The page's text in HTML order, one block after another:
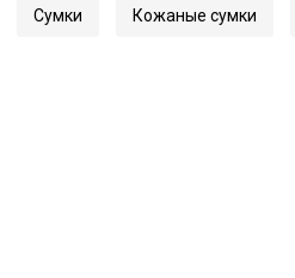
Артикул
Сумки Кожаные сумки